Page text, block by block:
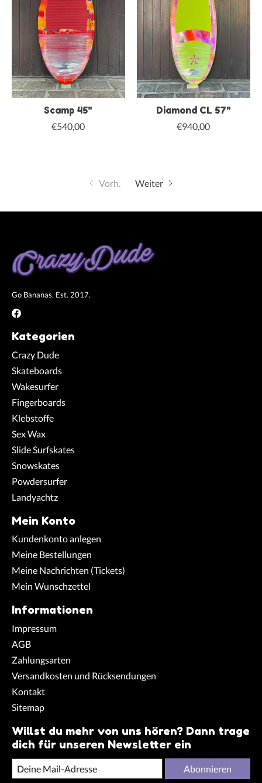
Scamp 45"
€540,00
Diamond CL 57"
€940,00
Vorh. Weiter
Go Bananas. Est. 2017.
Kategorien
Crazy Dude
Skateboards
Wakesurfer
Fingerboards
Klebstoffe
Sex Wax
Slide Surfskates
Snowskates
Powdersurfer
Landyachtz
Mein Konto
Kundenkonto anlegen
Meine Bestellungen
Meine Nachrichten (Tickets)
Mein Wunschzettel
Informationen
Impressum
AGB
Zahlungsarten
Versandkosten und Rücksendungen
Kontakt
Sitemap
Willst du mehr von uns hören? Dann trage
dich für unseren Newsletter ein
Abonnieren